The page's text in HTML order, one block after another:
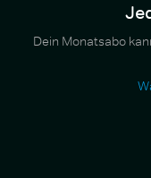
Dein Monatsabo